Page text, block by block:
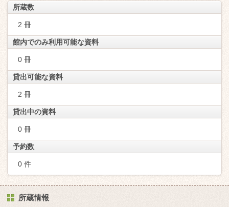
所蔵数
2 冊
館内でのみ利用可能な資料
0 冊
貸出可能な資料
2 冊
貸出中の資料
0 冊
予約数
0 件
所蔵情報